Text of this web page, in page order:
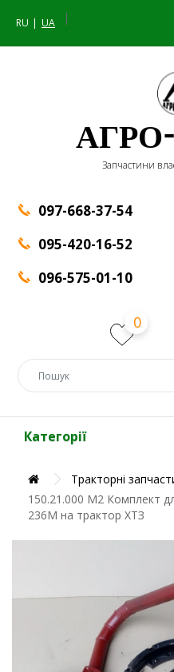
RU UA |
Запчастини
097-668-37-54
095-420-16-52
096-575-01-10
0
Категорії
Тракторні
150.21.000 М2 Комплект
236М на трактор ХТЗ